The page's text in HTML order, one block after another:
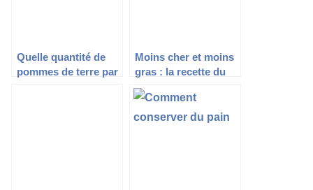
Quelle quantité de
pommes de terre par
Moins cher et moins
gras : la recette du
boursin maison